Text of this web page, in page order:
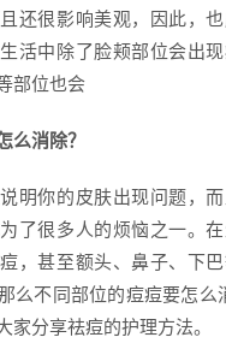
还很影响美观，因此，
活中除了脸颊部位会出
部位也会
么消除？
明你的皮肤出现问题，
了很多人的烦恼之一。在
，甚至额头、鼻子、下
么不同部位的痘痘要怎么
家分享祛痘的护理方法。